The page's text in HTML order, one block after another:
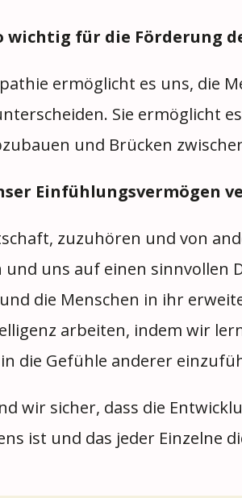
wichtig für die Förderung
ermöglicht es uns, die
Sie ermöglicht
und Brücken
Einfühlungsvermögen
zuzuhören und von
uns auf einen sinnvollen
die Menschen in ihr
arbeiten, indem wir
die Gefühle anderer
wir sicher, dass die
ist und das jeder Einzelne